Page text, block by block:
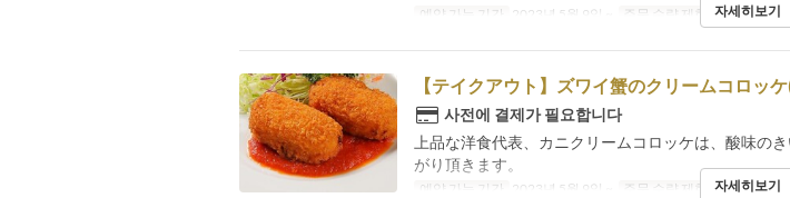
예약 가능 기간 2023년 5월 9일 ~ 주문 수량 제한 1 ~ 12 좌
자세히보기
【テイクアウト】ズワイ蟹のクリームコロッ
사전에 결제가 필요합니다
上品な洋食代表、カニクリームコロッケは、酸味の
がり頂きます。
예약 가능 기간 2023년 5월 9일 ~ 주문 수량 제한 1 ~ 12 좌
자세히보기